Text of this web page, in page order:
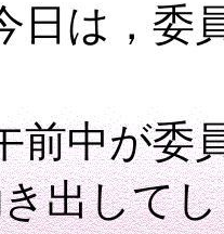
日は，委
前中が委
出して